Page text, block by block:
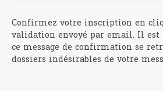
Confirmez votre inscription en
validation envoyé par email. Il est
ce message de confirmation se
dossiers indésirables de votre